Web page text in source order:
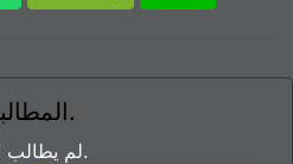
المطالبة بصفحة الأعمال هذه.
لم يطالب المالك أو الممثل بهذا العمل.